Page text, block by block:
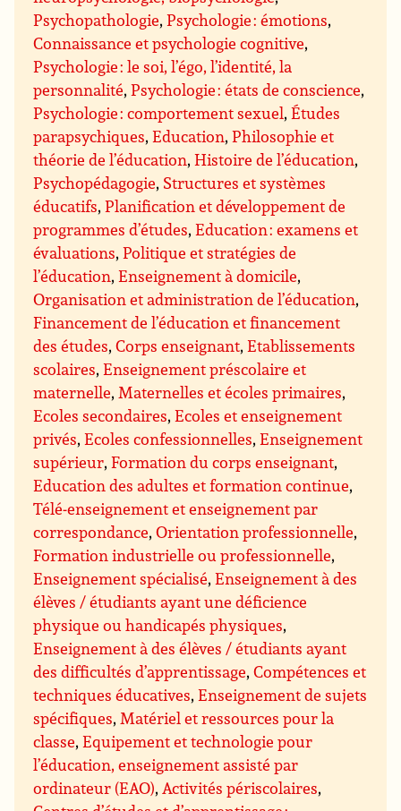
Psychopathologie,Psychologie : émotions,
Connaissance et psychologie cognitive,
Psychologie : le soi, l’égo, l’identité, la
personnalité,Psychologie : états de conscience,
Psychologie : comportement sexuel,Études
parapsychiques,Education,Philosophie et
théorie de l’éducation,Histoire de l’éducation,
Psychopédagogie, Structures et systèmes
éducatifs,Planification et développement de
programmes d’études,Education : examens et
évaluations,Politique et stratégies de
l’éducation,Enseignement à domicile,
Organisation et administration de l’éducation,
Financement de l’éducation et financement
des études,Corps enseignant,Etablissements
scolaires,Enseignement préscolaire et
maternelle,Maternelles et écoles primaires,
Ecoles secondaires,Ecoles et enseignement
privés,Ecoles confessionnelles,Enseignement
supérieur,Formation du corps enseignant,
Education des adultes et formation continue,
Télé-enseignement et enseignement par
correspondance,Orientation professionnelle,
Formation industrielle ou professionnelle,
Enseignement spécialisé,Enseignement à des
élèves / étudiants ayant une déficience
physique ou handicapés physiques,
Enseignement à des élèves / étudiants ayant
des difficultés d’apprentissage,Compétences et
techniques éducatives,Enseignement de sujets
spécifiques,Matériel et ressources pour la
classe,Equipement et technologie pour
l’éducation, enseignement assisté par
ordinateur (EAO),Activités périscolaires,